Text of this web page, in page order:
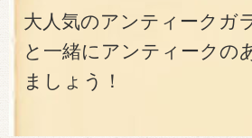
大人気のアンティークガ
と一緒にアンティークの
ましょう！